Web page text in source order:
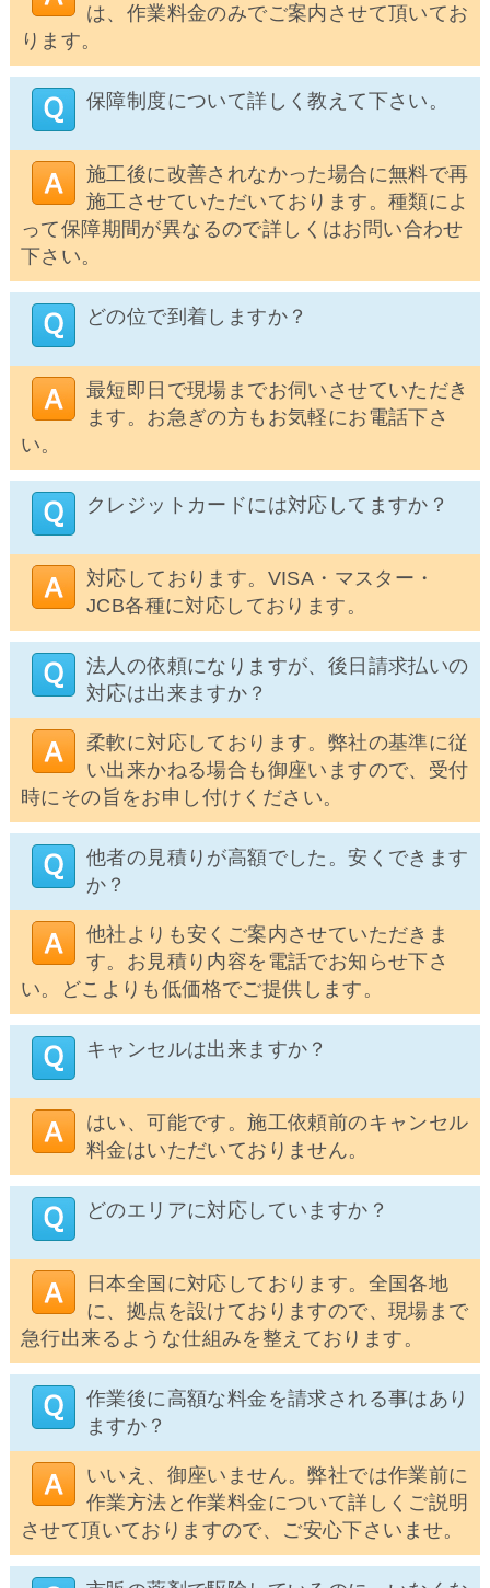
は、作業料金のみでご案内させて頂いてお
ります。
保障制度について詳しく教えて下さい。
施工後に改善されなかった場合に無料で再
施工させていただいております。種類によ
って保障期間が異なるので詳しくはお問い合わせ
下さい。
どの位で到着しますか？
最短即日で現場までお伺いさせていただき
ます。お急ぎの方もお気軽にお電話下さ
い。
クレジットカードには対応してますか？
対応しております。VISA・マスター・
JCB各種に対応しております。
法人の依頼になりますが、後日請求払いの
対応は出来ますか？
柔軟に対応しております。弊社の基準に従
い出来かねる場合も御座いますので、受付
時にその旨をお申し付けください。
他者の見積りが高額でした。安くできます
か？
他社よりも安くご案内させていただきま
す。お見積り内容を電話でお知らせ下さ
い。どこよりも低価格でご提供します。
キャンセルは出来ますか？
はい、可能です。施工依頼前のキャンセル
料金はいただいておりません。
どのエリアに対応していますか？
日本全国に対応しております。全国各地
に、拠点を設けておりますので、現場まで
急行出来るような仕組みを整えております。
作業後に高額な料金を請求される事はあり
ますか？
いいえ、御座いません。弊社では作業前に
作業方法と作業料金について詳しくご説明
させて頂いておりますので、ご安心下さいませ。